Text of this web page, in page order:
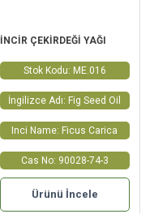
İNCİR ÇEKİRDEĞİ YAĞI
Stok Kodu: ME.016
İngilizce Adı: Fig Seed Oil
Inci Name: Ficus Carica
Cas No: 90028-74-3
Ürünü İncele